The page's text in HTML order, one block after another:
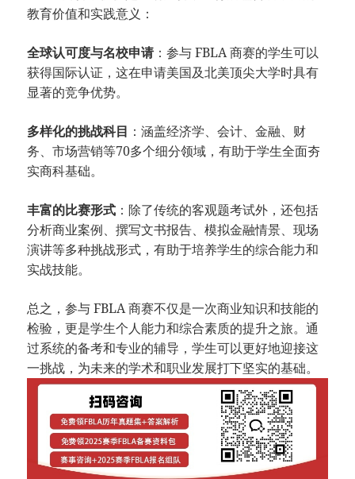
教育价值和实践意义：
全球认可度与名校申请：参与 FBLA 商赛的学生可以
获得国际认证，这在申请美国及北美顶尖大学时具有
显著的竞争优势。
多样化的挑战科目 ：涵盖经济学、会计、金融、财
务、市场营销等70多个细分领域，有助于学生全面夯
实商科基础。
丰富的比赛形式 ：除了传统的客观题考试外，还包括
分析商业案例、撰写文书报告、模拟金融情景、现场
演讲等多种挑战形式，有助于培养学生的综合能力和
实战技能。
总之，参与 FBLA 商赛不仅是一次商业知识和技能的
检验，更是学生个人能力和综合素质的提升之旅。通
过系统的备考和专业的辅导，学生可以更好地迎接这
一挑战，为未来的学术和职业发展打下坚实的基础。